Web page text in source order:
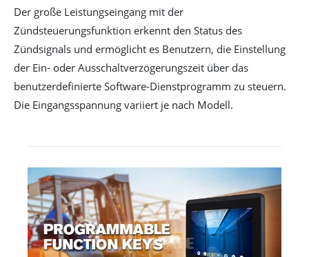
Der große Leistungseingang mit der
Zündsteuerungsfunktion erkennt den Status des
Zündsignals und ermöglicht es Benutzern, die Einstellung
der Ein- oder Ausschaltverzögerungszeit über das
benutzerdefinierte Software-Dienstprogramm zu steuern.
Die Eingangsspannung variiert je nach Modell.